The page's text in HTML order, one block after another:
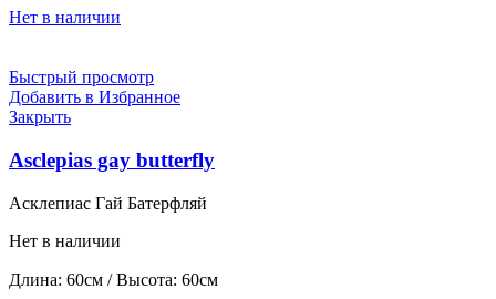
Нет в наличии
Быстрый просмотр
Добавить в Избранное
Закрыть
Asclepias gay butterfly
Асклепиас Гай Батерфляй
Нет в наличии
Длина: 60см / Высота: 60см